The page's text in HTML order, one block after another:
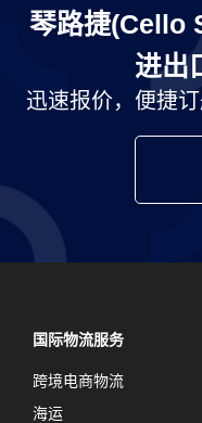
琴路捷(Cello
进出
迅速报价，便捷
国际物流服务
跨境电商物流
海运